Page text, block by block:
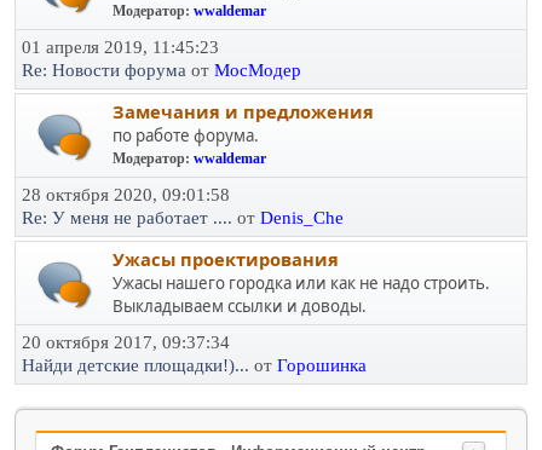
Модератор: wwaldemar
01 апреля 2019, 11:45:23
Re: Новости форума от МосМодер
Замечания и предложения
по работе форума.
Модератор: wwaldemar
28 октября 2020, 09:01:58
Re: У меня не работает .... от Denis_Che
Ужасы проектирования
Ужасы нашего городка или как не надо строить.
Выкладываем ссылки и доводы.
20 октября 2017, 09:37:34
Найди детские площадки!)... от Горошинка